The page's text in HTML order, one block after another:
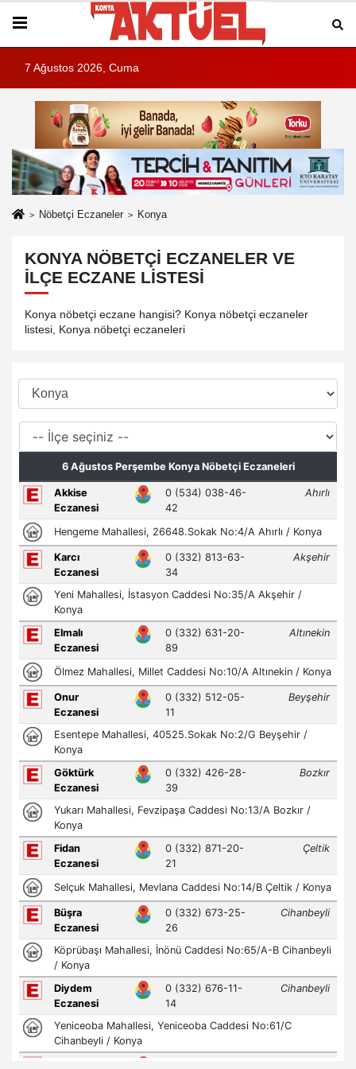
7 Ağustos 2026, Cuma
Nöbetçi Eczaneler Konya
KONYA NÖBETÇI ECZANELER VE
İLÇE ECZANE LISTESI
Konya nöbetçi eczane hangisi? Konya nöbetçi eczaneler
listesi, Konya nöbetçi eczaneleri